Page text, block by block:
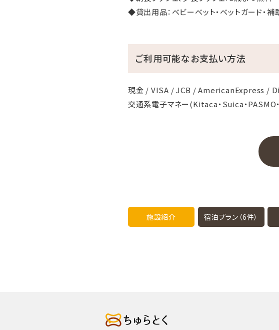
◆貸出用品：ベビーベット・ベットガード・補
ご利用可能なお支払い方法
現金 / VISA / JCB / AmericanExpress /
交通系電子マネー(Kitaca・Suica・PASMO
施設紹介 宿泊プラン（6件）